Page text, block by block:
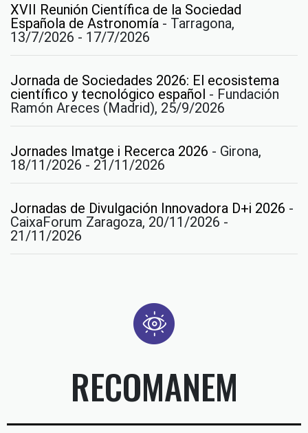
XVII Reunión Científica de la Sociedad
Española de Astronomía - Tarragona,
13/7/2026 - 17/7/2026
Jornada de Sociedades 2026: El ecosistema
científico y tecnológico español - Fundación
Ramón Areces (Madrid), 25/9/2026
Jornades Imatge i Recerca 2026 - Girona,
18/11/2026 - 21/11/2026
Jornadas de Divulgación Innovadora D+i 2026 -
CaixaForum Zaragoza, 20/11/2026 -
21/11/2026
RECOMANEM